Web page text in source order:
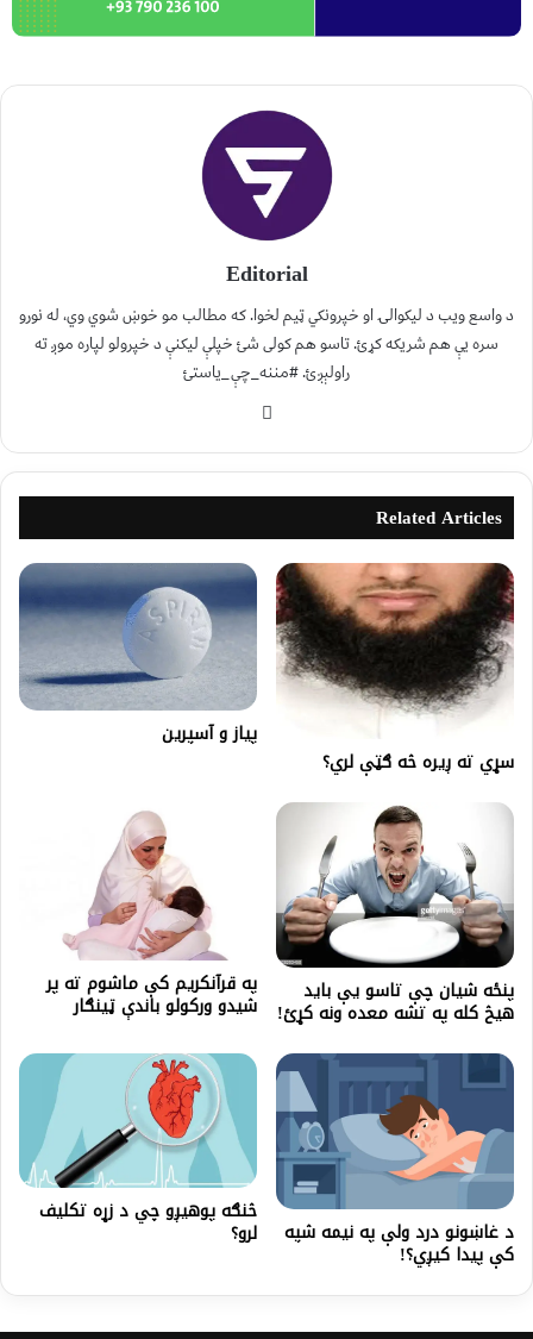
Editorial
د واسع ویب د لیکوالۍ او خپرونکي ټیم لخوا. که مطالب مو خوښ شوي وي، له نورو
سره یې هم شریکه کړئ. تاسو هم کولی شئ خپلې لیکنې د خپرولو لپاره موږ ته
راولېږئ. #مننه_چې_یاستئ
Related Articles
سړي ته ږيره څه ګټې لري؟
پیاز و آسپرین
پنځه شیان چې تاسو یې باید
هیڅ کله په تشه معده ونه کړئ!
په قرآنکریم کې ماشوم ته پر
شیدو ورکولو باندې ټینګار
د غاښونو درد ولې په نیمه شپه
کې پیدا کیږي؟!
څنګه پوهیږو چي د زړه تکلیف
لرو؟